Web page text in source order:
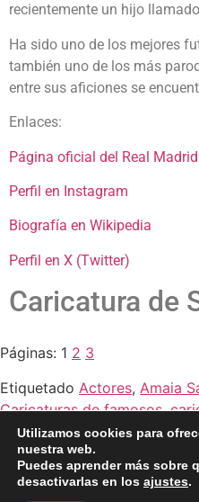
recientemente un hijo
Ha sido uno de los mejores
también uno de los más
entre sus aficiones se
Enlaces:
Página oficial del Real Madrid
Perfil en Instagram
Biografía en Wikipedia
Perfil en X (Twitter)
Caricatura de
Páginas: 1 2 3
Etiquetado Actores, Amaia
Caricaturas de famosos,
del Rey,Famosos,Fútbol,La
corazón, Prensa rosa
ramos
Utilizamos cookies para
nuestra web.
Puedes aprender más sobre
desactivarlas en los ajustes.